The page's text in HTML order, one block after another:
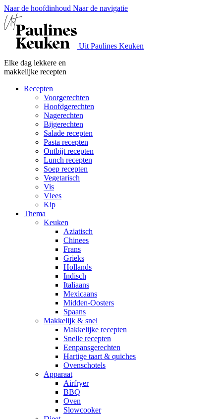
Naar de hoofdinhoud Naar de navigatie
Uit Paulines Keuken
Elke dag lekkere en
makkelijke recepten
Recepten
Voorgerechten
Hoofdgerechten
Nagerechten
Bijgerechten
Salade recepten
Pasta recepten
Ontbijt recepten
Lunch recepten
Soep recepten
Vegetarisch
Vis
Vlees
Kip
Thema
Keuken
Aziatisch
Chinees
Frans
Grieks
Hollands
Indisch
Italiaans
Mexicaans
Midden-Oosters
Spaans
Makkelijk & snel
Makkelijke recepten
Snelle recepten
Eenpansgerechten
Hartige taart & quiches
Ovenschotels
Apparaat
Airfryer
BBQ
Oven
Slowcooker